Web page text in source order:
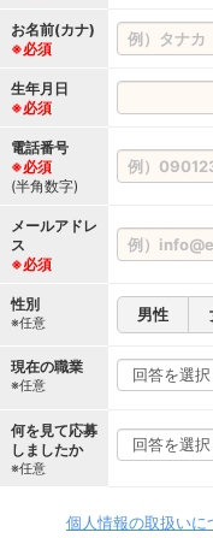
お名前(カナ)
※必須
生年月日
※必須
電話番号
※必須
(半角数字)
メールアドレ
ス
※必須
性別
※任意 男性
現在の職業
※任意
何を見て応募
しましたか
※任意
個人情報の取扱いに